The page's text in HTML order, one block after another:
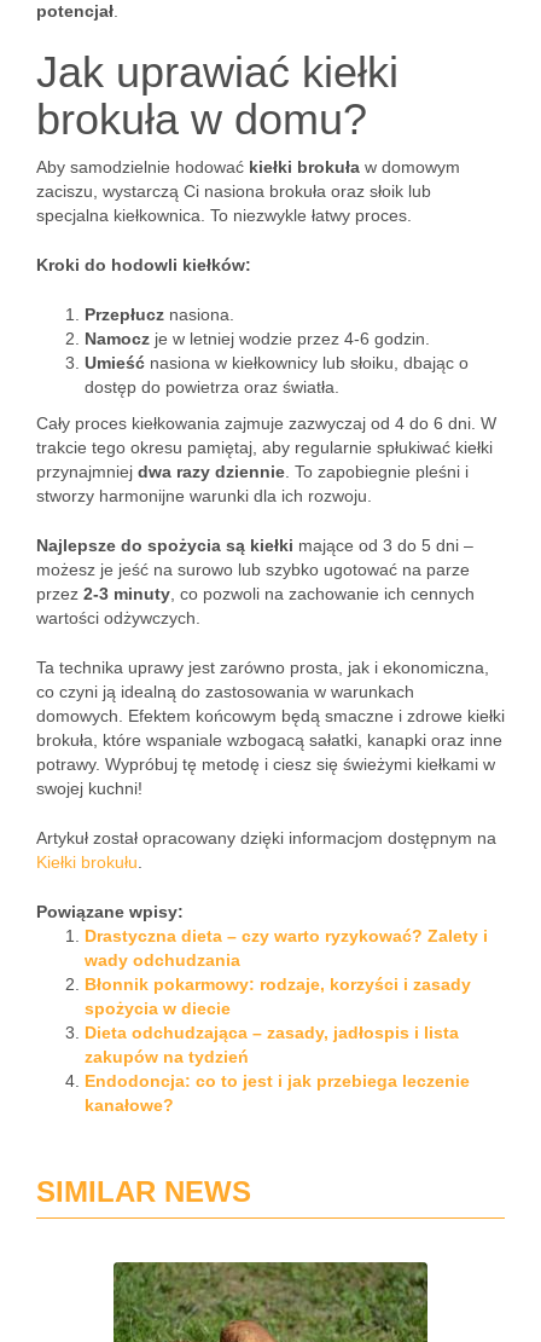
potencjał
Jak uprawiać kiełki
brokuła w domu?
Aby samodzielnie hodować kiełki brokuła w domowym
zaciszu, wystarczą Ci nasiona brokuła oraz słoik lub
specjalna kiełkownica. To niezwykle łatwy proces.
Kroki do hodowli kiełków:
Przepłucz nasiona.
Namocz je w letniej wodzie przez 4-6 godzin.
Umieść nasiona w kiełkownicy lub słoiku, dbając o
dostęp do powietrza oraz światła.
Cały proces kiełkowania zajmuje zazwyczaj od 4 do 6 dni. W
trakcie tego okresu pamiętaj, aby regularnie spłukiwać kiełki
przynajmniej dwa razy dziennie . To zapobiegnie pleśni i
stworzy harmonijne warunki dla ich rozwoju.
Najlepsze do spożycia są kiełki mające od 3 do 5 dni –
możesz je jeść na surowo lub szybko ugotować na parze
przez 2-3 minuty , co pozwoli na zachowanie ich cennych
wartości odżywczych.
Ta technika uprawy jest zarówno prosta, jak i ekonomiczna,
co czyni ją idealną do zastosowania w warunkach
domowych. Efektem końcowym będą smaczne i zdrowe kiełki
brokuła, które wspaniale wzbogacą sałatki, kanapki oraz inne
potrawy. Wypróbuj tę metodę i ciesz się świeżymi kiełkami w
swojej kuchni!
Artykuł został opracowany dzięki informacjom dostępnym na
Kiełki brokułu
Powiązane wpisy:
Drastyczna dieta – czy warto ryzykować? Zalety i
wady odchudzania
Błonnik pokarmowy: rodzaje, korzyści i zasady
spożycia w diecie
Dieta odchudzająca – zasady, jadłospis i lista
zakupów na tydzień
Endodoncja: co to jest i jak przebiega leczenie
kanałowe?
SIMILAR NEWS